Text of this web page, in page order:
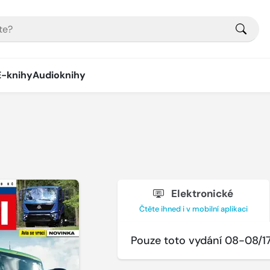
knihyAudioknihy
Elektronické
Čtěte ihned i v mobilní aplikaci
Pouze toto vydání 08-08/